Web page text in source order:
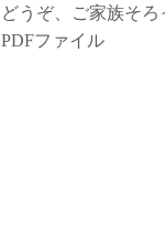
どうぞ、ご家族そろ
PDFファイル